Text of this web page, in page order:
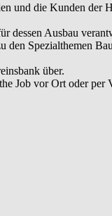
und die Kunden
dessen Ausbau
Spezialthemen
über.
Job vor Ort oder per